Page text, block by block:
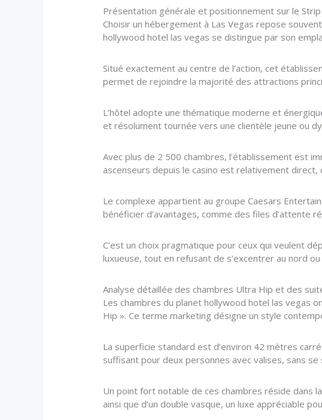
Présentation générale et positionnement sur le Strip
Choisir un hébergement à Las Vegas repose
hollywood hotel las vegas se distingue par son
Situé exactement au centre de l’action, cet
permet de rejoindre la majorité des attractions
L’hôtel adopte une thématique moderne et
et résolument tournée vers une clientèle jeune ou
Avec plus de 2 500 chambres, l’établissement est
ascenseurs depuis le casino est relativement
Le complexe appartient au groupe Caesars
bénéficier d’avantages, comme des files d’attente
C’est un choix pragmatique pour ceux qui veulent
luxueuse, tout en refusant de s’excentrer au nord ou
Analyse détaillée des chambres Ultra Hip et des
Les chambres du planet hollywood hotel las vegas
Hip ». Ce terme marketing désigne un style
La superficie standard est d’environ 42 mètres
suffisant pour deux personnes avec valises, sans se
Un point fort notable de ces chambres réside dans
ainsi que d’un double vasque, un luxe appréciable